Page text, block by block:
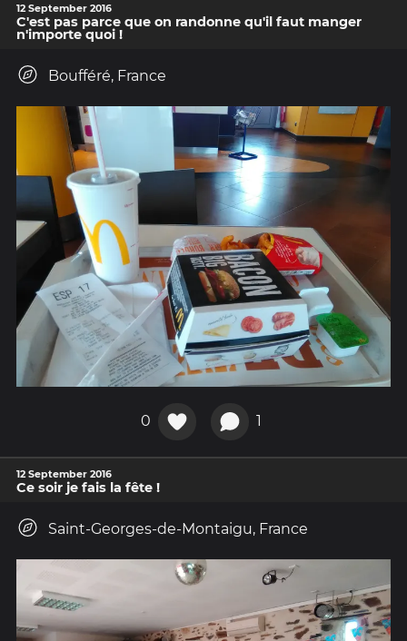
12 September 2016
C'est pas parce que on randonne qu'il faut manger
n'importe quoi !
Boufféré, France
0 1
12 September 2016
Ce soir je fais la fête !
Saint-Georges-de-Montaigu, France